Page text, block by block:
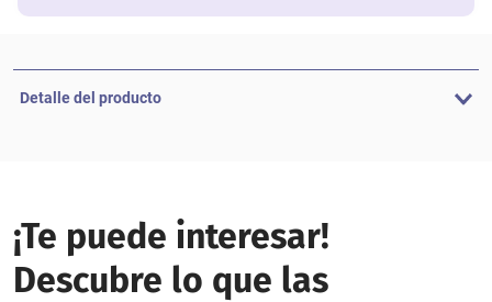
Detalle del producto
¡Te puede interesar!
Descubre lo que las